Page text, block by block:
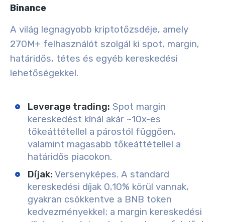
Binance
A világ legnagyobb kriptotőzsdéje, amely
270M+ felhasználót szolgál ki spot, margin,
határidős, tétes és egyéb kereskedési
lehetőségekkel.
Leverage trading: Spot margin
kereskedést kínál akár ~10x-es
tőkeáttétellel a párostól függően,
valamint magasabb tőkeáttétellel a
határidős piacokon.
Díjak: Versenyképes. A standard
kereskedési díjak 0,10% körül vannak,
gyakran csökkentve a BNB token
kedvezményekkel; a margin kereskedési